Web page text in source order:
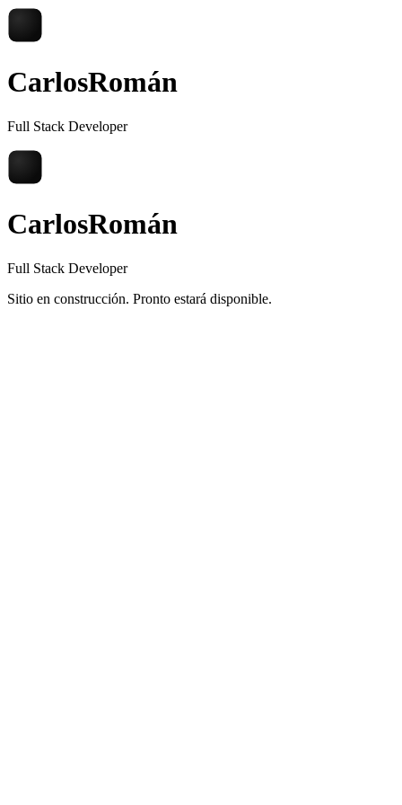
CarlosRomán
Full Stack Developer
CarlosRomán
Full Stack Developer
Sitio en construcción. Pronto estará disponible.